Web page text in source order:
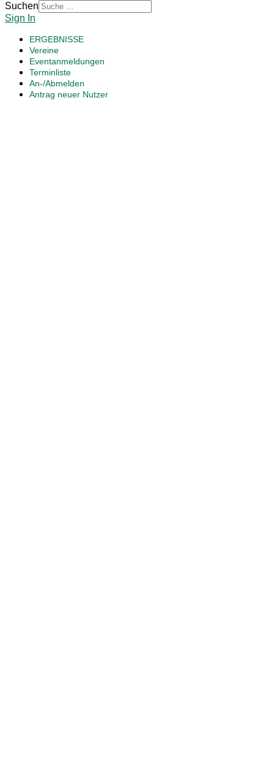
Suchen
Sign In
ERGEBNISSE
Vereine
Eventanmeldungen
Terminliste
An-/Abmelden
Antrag neuer Nutzer